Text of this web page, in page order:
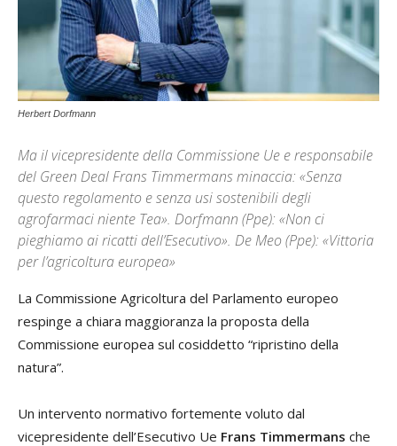
Herbert Dorfmann
Ma il vicepresidente della Commissione Ue e responsabile
del Green Deal Frans Timmermans minaccia: «Senza
questo regolamento e senza usi sostenibili degli
agrofarmaci niente Tea». Dorfmann (Ppe): «Non ci
pieghiamo ai ricatti dell’Esecutivo». De Meo (Ppe): «Vittoria
per l’agricoltura europea»
La Commissione Agricoltura del Parlamento europeo
respinge a chiara maggioranza la proposta della
Commissione europea sul cosiddetto “ripristino della
natura”.
Un intervento normativo fortemente voluto dal
vicepresidente dell’Esecutivo Ue Frans Timmermans che